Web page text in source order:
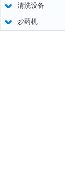
清洗设备
炒药机